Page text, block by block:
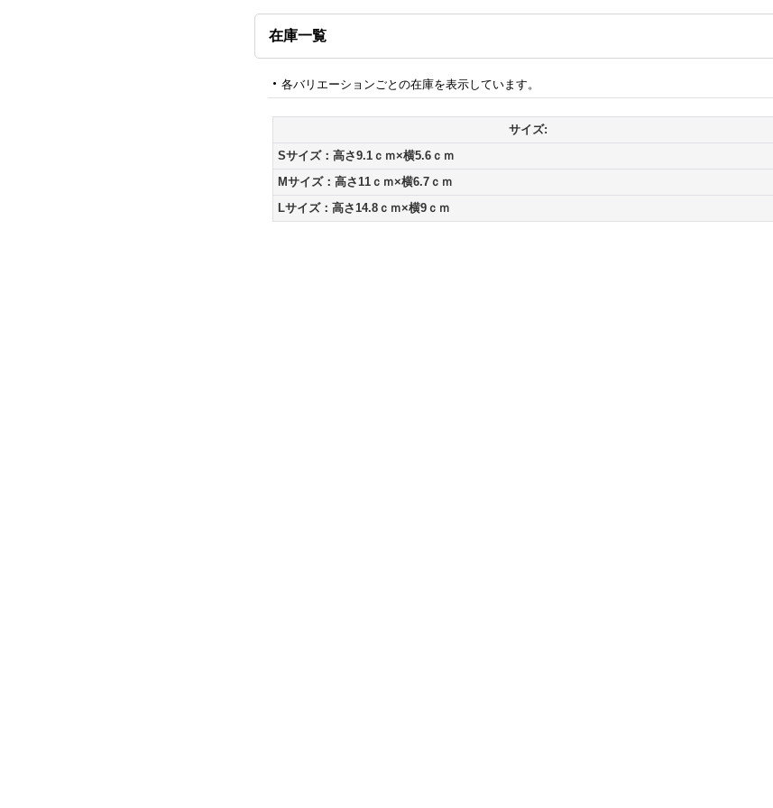
在庫一覧
各バリエーションごとの在庫を表示しています。
サイズ:
Sサイズ：高さ9.1ｃｍ×横5.6ｃｍ
Mサイズ：高さ11ｃｍ×横6.7ｃｍ
Lサイズ：高さ14.8ｃｍ×横9ｃｍ